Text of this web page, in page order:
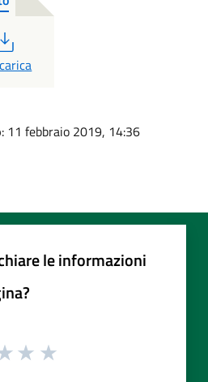
: 11 febbraio 2019, 14:36
le informazioni